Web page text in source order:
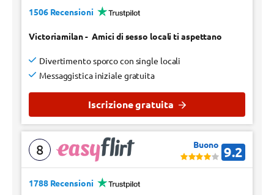
1506 Recensioni
Victoriamilan- Amici di sesso locali ti aspettano
Divertimento sporco con single locali
Messaggistica iniziale gratuita
Iscrizione gratuita
8
1788 Recensioni
Buono 9.2